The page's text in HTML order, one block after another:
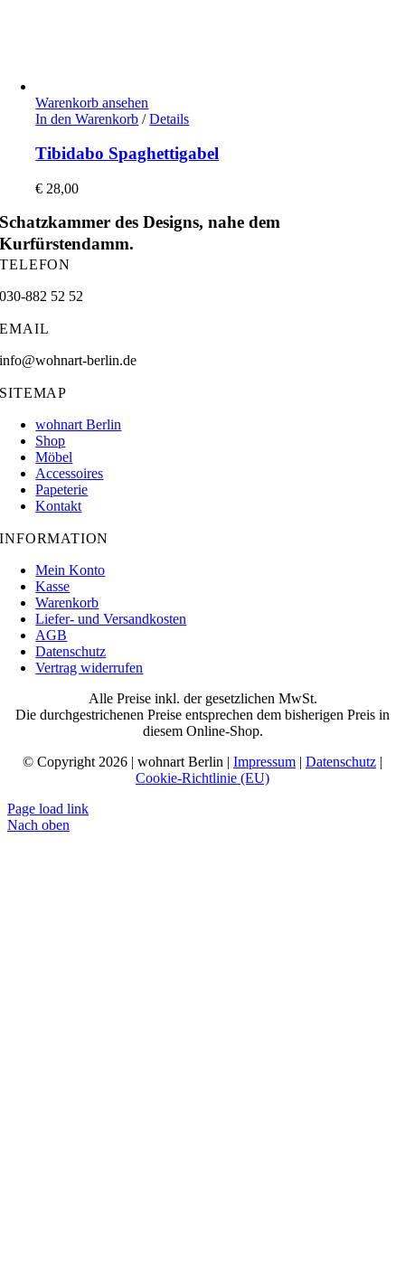
Warenkorb ansehen
In den Warenkorb / Details
Tibidabo Spaghettigabel
€ 28,00
Schatzkammer des Designs, nahe dem
Kurfürstendamm.
TELEFON
030-882 52 52
EMAIL
info@wohnart-berlin.de
SITEMAP
wohnart Berlin
Shop
Möbel
Accessoires
Papeterie
Kontakt
INFORMATION
Mein Konto
Kasse
Warenkorb
Liefer- und Versandkosten
AGB
Datenschutz
Vertrag widerrufen
Alle Preise inkl. der gesetzlichen MwSt.
Die durchgestrichenen Preise entsprechen dem bisherigen Preis in
diesem Online-Shop.
© Copyright 2026 | wohnart Berlin | Impressum | Datenschutz |
Cookie-Richtlinie (EU)
Page load link
Nach oben